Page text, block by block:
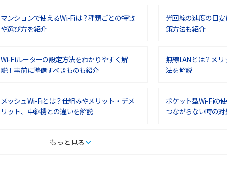
マンションで使えるWi-Fiは？種類ごとの特徴
や選び方を紹介
光回線の速度の目
策方法も紹介
Wi-Fiルーターの設定方法をわかりやすく解
説！事前に準備すべきものも紹介
無線LANとは？メ
法を解説
メッシュWi-Fiとは？仕組みやメリット・デメ
リット、中継機との違いを解説
ポケット型Wi-Fiの
つながらない時の
持ち運びできるポケット型Wi-Fiのおススメの
もっと見る